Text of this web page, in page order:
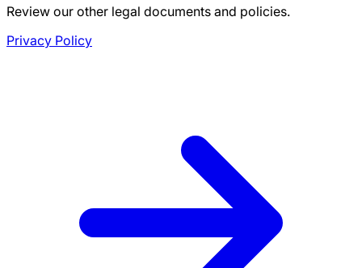
Review our other legal documents and policies.
Privacy Policy